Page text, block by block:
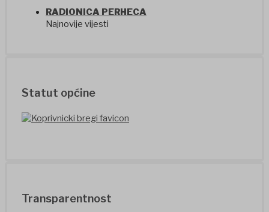
RADIONICA PERHECA
Najnovije vijesti
Statut općine
Transparentnost